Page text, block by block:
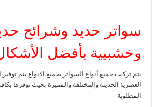
سواتر حديد وشرائح
وخشبيية بأفضل الأشكال
يتم تركيب جميعأنواع السواتربجميع الانواع يتم توفير
العصرية الحديثة والمختلفة والمميزة بحيث نوفرها بكافة
المطلوبة